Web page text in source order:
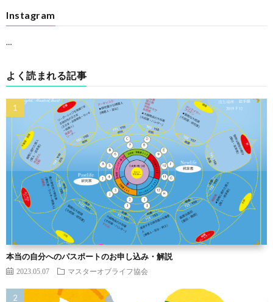
Instagram
…
よく読まれる記事
本当の自分へのパスポートのお申し込み・解説
2023.05.07 マスターオブライフ協会